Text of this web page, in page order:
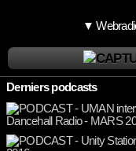
▼
Derniers podcasts